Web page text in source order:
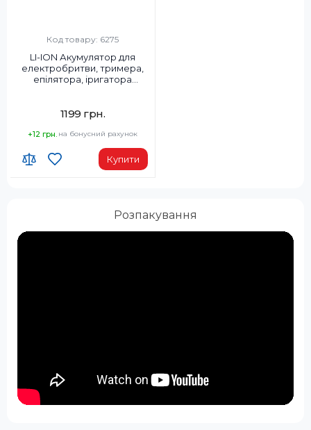
Код товару: 6275
LI-ION Акумулятор для
електробритви, тримера,
епілятора, іригатора
1199 грн.
+12 грн. на бонусний рахунок
Купити
Розпакування